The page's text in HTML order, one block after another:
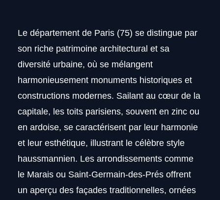
Le département de Paris (75) se distingue par
son riche patrimoine architectural et sa
diversité urbaine, où se mélangent
harmonieusement monuments historiques et
constructions modernes. Sailant au cœur de la
capitale, les toits parisiens, souvent en zinc ou
en ardoise, se caractérisent par leur harmonie
et leur esthétique, illustrant le célèbre style
haussmannien. Les arrondissements comme
le Marais ou Saint-Germain-des-Prés offrent
un aperçu des façades traditionnelles, ornées